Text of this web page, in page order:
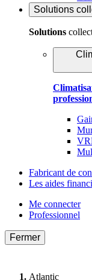
Solutions
Solutions
Fabricant de
Les aides
Me connecter
Professionnel
Fermer
Atlantic